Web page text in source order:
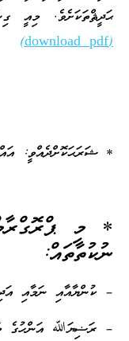
ޙަދީޘްތަކަށެވެ. މިއީ
(download pdf)
* ޝަރަޙަކޮށްދެއްވީ:
* މި
ނުކުތާތައް:
– ކުންޔާއާއި ނަމާއި
– ރަޟިޔަﷲ އަންހުގެ